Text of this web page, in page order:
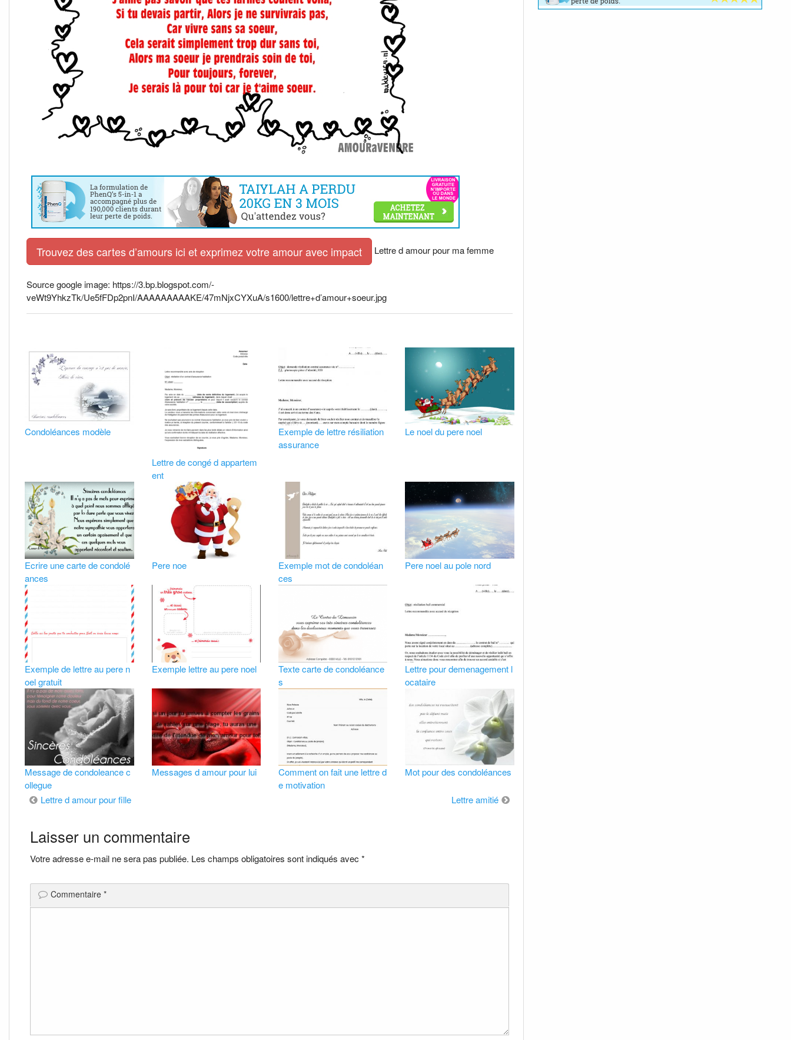
Trouvez des cartes d’amours ici et exprimez votre amour avec impact Lettre d amour pour ma femme
Source google image: https://3.bp.blogspot.com/-
veWt9YhkzTk/Ue5fFDp2pnI/AAAAAAAAAKE/47mNjxCYXuA/s1600/lettre+d’amour+soeur.jpg
Condoléances modèle
Lettre de congé d appartem
ent
Exemple de lettre résiliation
assurance
Le noel du pere noel
Ecrire une carte de condolé
ances
Pere noe
Exemple mot de condoléan
ces
Pere noel au pole nord
Exemple de lettre au pere n
oel gratuit
Exemple lettre au pere noel
Texte carte de condoléance
s
Lettre pour demenagement l
ocataire
Message de condoleance c
ollegue
Messages d amour pour lui
Comment on fait une lettre d
e motivation
Mot pour des condoléances
Navigation
de
l’article
Lettre d amour pour fille Lettre amitié
Laisser un commentaire
Votre adresse e-mail ne sera pas publiée. Les champs obligatoires sont indiqués avec *
Commentaire *